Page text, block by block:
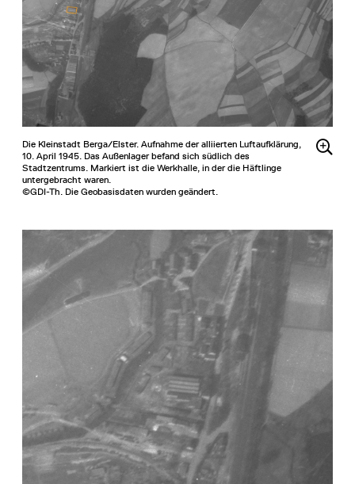
Die Kleinstadt Berga/Elster. Aufnahme der alliierten Luftaufklärung,
10. April 1945. Das Außenlager befand sich südlich des
Stadtzentrums. Markiert ist die Werkhalle, in der die Häftlinge
untergebracht waren.
©GDI-Th. Die Geobasisdaten wurden geändert.